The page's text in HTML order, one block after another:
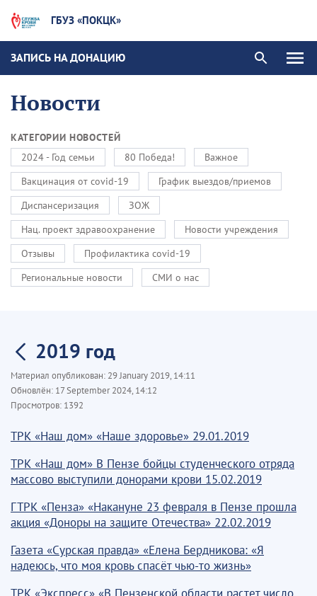
ГБУЗ «ПОКЦК»
ЗАПИСЬ НА ДОНАЦИЮ
Новости
КАТЕГОРИИ НОВОСТЕЙ
2024 - Год семьи
80 Победа!
Важное
Вакцинация от covid-19
График выездов/приемов
Диспансеризация
ЗОЖ
Нац. проект здравоохранение
Новости учреждения
Отзывы
Профилактика covid-19
Региональные новости
СМИ о нас
2019 год
Материал опубликован: 29 January 2019, 14:11
Обновлён: 17 September 2024, 14:12
Просмотров: 1392
ТРК «Наш дом» «Наше здоровье» 29.01.2019
ТРК «Наш дом» В Пензе бойцы студенческого отряда
массово выступили донорами крови 15.02.2019
ГТРК «Пенза» «Накануне 23 февраля в Пензе прошла
акция «Доноры на защите Отечества» 22.02.2019
Газета «Сурская правда» «Елена Бердникова: «Я
надеюсь, что моя кровь спасёт чью-то жизнь»